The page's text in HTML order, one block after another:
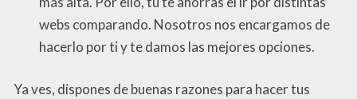
webs comparando. Nosotros nos encargamos de
hacerlo por ti y te damos las mejores opciones.
Ya ves, dispones de buenas razones para hacer tus